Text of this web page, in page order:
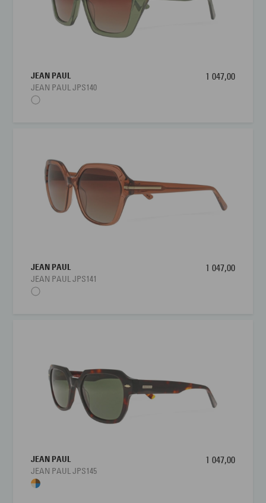
JEAN PAUL
JEAN PAUL JPS140
1 047,00
JEAN PAUL
JEAN PAUL JPS141
1 047,00
JEAN PAUL
JEAN PAUL JPS145
1 047,00